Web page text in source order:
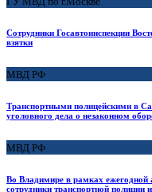
Сотрудники Госавтоинспекции
взятки
МВД РФ
Транспортными полицейскими в
уголовного дела о незаконном
МВД РФ
Во Владимире в рамках
сотрудники транспортной полиции